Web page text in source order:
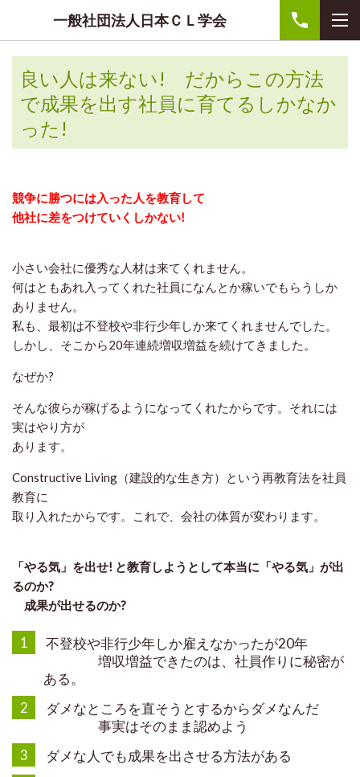
一般社団法人日本ＣＬ学会
良い人は来ない! だからこの方法
で成果を出す社員に育てるしかなか
った!
競争に勝つには入った人を教育して
他社に差をつけていくしかない!
小さい会社に優秀な人材は来てくれません。
何はともあれ入ってくれた社員になんとか稼いでもらうしか
ありません。
私も、最初は不登校や非行少年しか来てくれませんでした。
しかし、そこから20年連続増収増益を続けてきました。
なぜか?
そんな彼らが稼げるようになってくれたからです。それには
実はやり方が
あります。
Constructive Living（建設的な生き方）という再教育法を社員
教育に
取り入れたからです。これで、会社の体質が変わります。
「やる気」を出せ! と教育しようとして本当に「やる気」が出
るのか?
成果が出せるのか?
1
不登校や非行少年しか雇えなかったが20年
増収増益できたのは、社員作りに秘密が
ある。
2
ダメなところを直そうとするからダメなんだ
事実はそのまま認めよう
3
ダメな人でも成果を出させる方法がある